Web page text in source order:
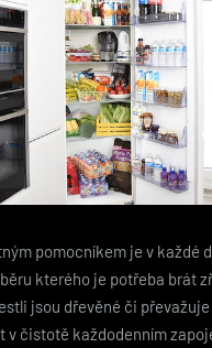
pomocníkem je v každé
kterého je potřeba brát
jsou dřevěné či
v čistotě každodenním